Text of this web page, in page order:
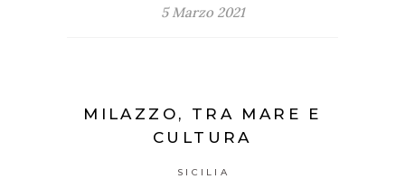
5 Marzo 2021
MILAZZO, TRA MARE E
CULTURA
SICILIA